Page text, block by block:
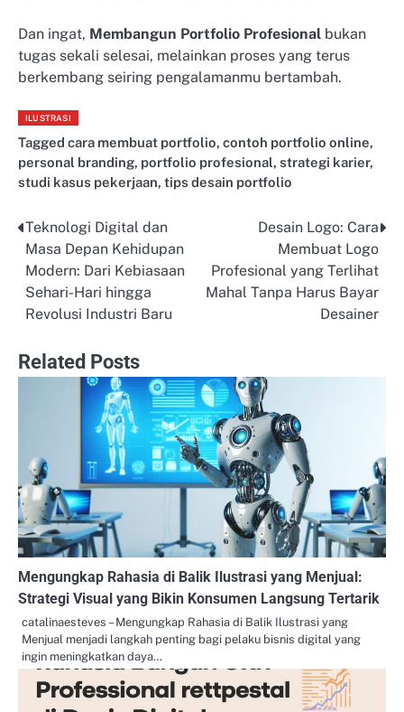
Dan ingat, Membangun Portfolio Profesional bukan
tugas sekali selesai, melainkan proses yang terus
berkembang seiring pengalamanmu bertambah.
ILUSTRASI
Tagged cara membuat portfolio, contoh portfolio online,
personal branding, portfolio profesional, strategi karier,
studi kasus pekerjaan, tips desain portfolio
Post
navigation
Teknologi Digital dan
Masa Depan Kehidupan
Modern: Dari Kebiasaan
Sehari-Hari hingga
Revolusi Industri Baru
Desain Logo: Cara
Membuat Logo
Profesional yang Terlihat
Mahal Tanpa Harus Bayar
Desainer
Related Posts
Mengungkap Rahasia di Balik Ilustrasi yang Menjual:
Strategi Visual yang Bikin Konsumen Langsung Tertarik
catalinaesteves – Mengungkap Rahasia di Balik Ilustrasi yang
Menjual menjadi langkah penting bagi pelaku bisnis digital yang
ingin meningkatkan daya…